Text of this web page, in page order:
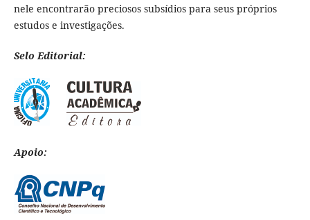
nele encontrarão preciosos subsídios para seus próprios
estudos e investigações.
Selo Editorial:
Apoio: